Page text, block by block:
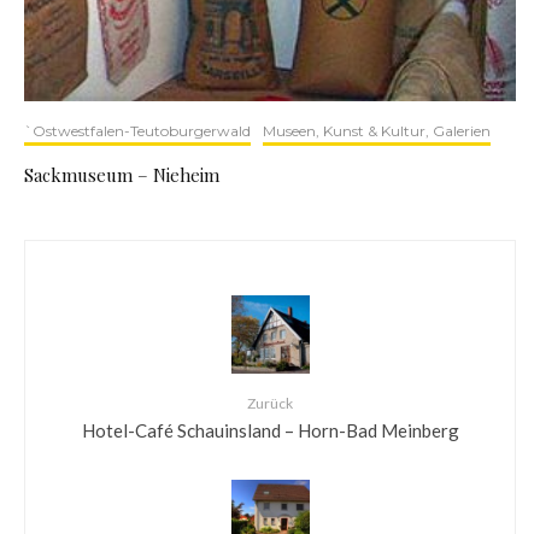
`Ostwestfalen-Teutoburgerwald Museen, Kunst & Kultur, Galerien
Sackmuseum – Nieheim
Zurück
Hotel-Café Schauinsland – Horn-Bad Meinberg